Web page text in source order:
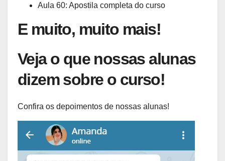
Aula 60: Apostila completa do curso
E muito, muito mais!
Veja o que nossas alunas
dizem sobre o curso!
Confira os depoimentos de nossas alunas!